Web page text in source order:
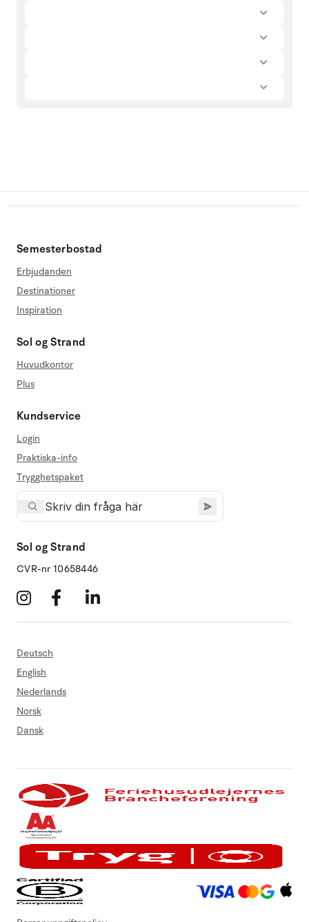
Semesterbostad
Erbjudanden
Destinationer
Inspiration
Sol og Strand
Huvudkontor
Plus
Kundservice
Login
Praktiska-info
Trygghetspaket
Sol og Strand
CVR-nr 10658446
Deutsch
English
Nederlands
Norsk
Dansk